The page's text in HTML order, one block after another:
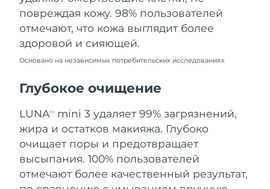
повреждая кожу. 98% пользователей
отмечают, что кожа выглядит более
здоровой и сияющей.
Основано на независимых потребительских исследованиях
Глубокое очищение
LUNATM
mini 3 удаляет 99% загрязнений,
жира и остатков макияжа. Глубоко
очищает поры и предотвращает
высыпания. 100% пользователей
отмечают более качественный результат,
Люксембург
09.08.2026
Макао (САР)
Мальта
Ожидаемая дата доставки
09.08.2026
Мексика
Ожидаемая дата доставки
Ожидаемая дата доставки